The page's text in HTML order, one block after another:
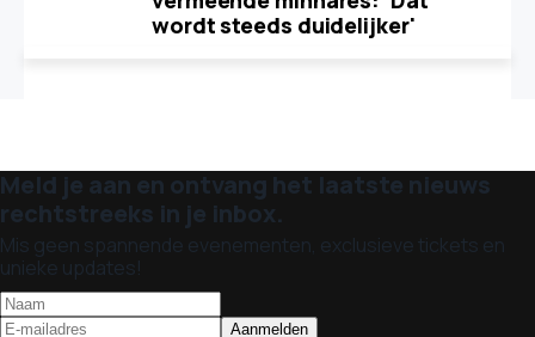
wordt steeds duidelijker'
Meld je aan en ontvang het laatste nieuws
rechtstreeks in je inbox.
Mis geen spannende evenementen, exclusieve tickets en
unieke updates!